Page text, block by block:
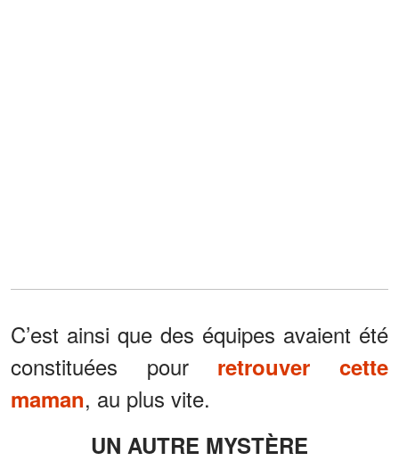
C’est ainsi que des équipes avaient été
constituées pour retrouver cette
maman, au plus vite.
UN AUTRE MYSTÈRE